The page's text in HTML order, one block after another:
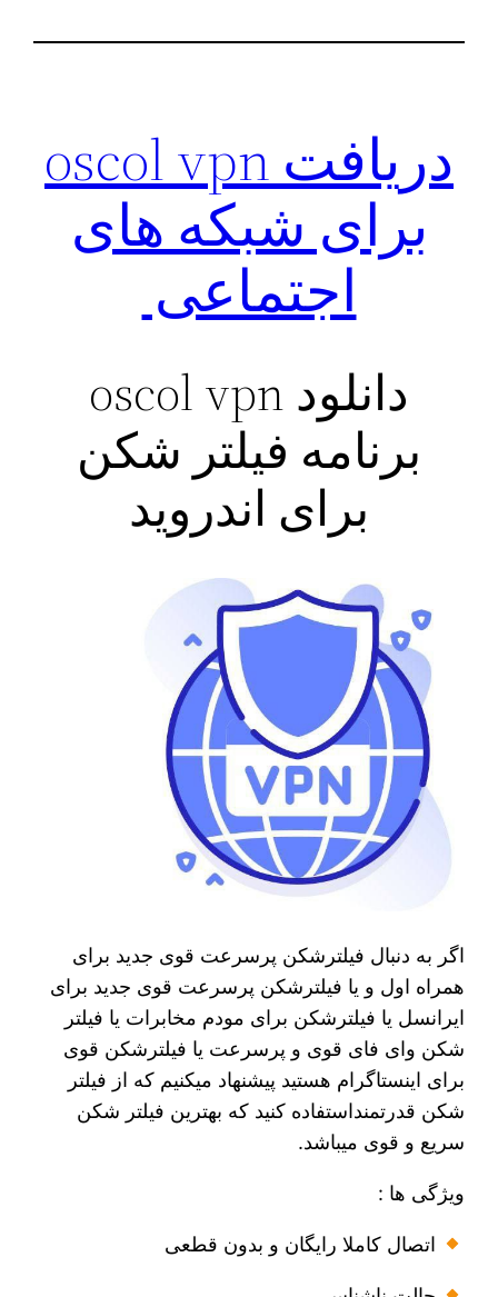
دریافت oscol vpn
برای شبکه های
اجتماعی
دانلود oscol vpn
برنامه فیلتر شکن
برای اندروید
اگر به دنبال فیلترشکن پرسرعت قوی جدید برای
همراه اول و یا فیلترشکن پرسرعت قوی جدید برای
ایرانسل یا فیلترشکن برای مودم مخابرات یا فیلتر
شکن وای فای قوی و پرسرعت یا فیلترشکن قوی
برای اینستاگرام هستید پیشنهاد میکنیم که از فیلتر
شکن قدرتمنداستفاده کنید که بهترین فیلتر شکن
سریع و قوی میباشد.
ویژگی ها :
اتصال کاملا رایگان و بدون قطعی